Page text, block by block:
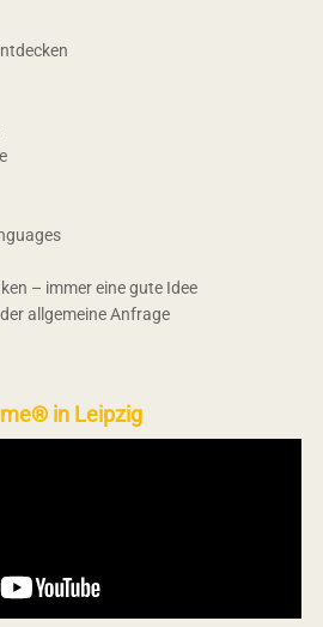
– immer eine gute Idee
allgemeine Anfrage
in Leipzig